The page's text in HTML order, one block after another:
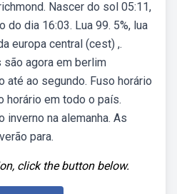
Nascer do sol 05:11,
do dia 16:03. Lua 99. 5%, lua
europa central (cest) ,.
são agora em berlim
até ao segundo. Fuso horário
horário em todo o país.
inverno na alemanha. As
para.
click the button below.